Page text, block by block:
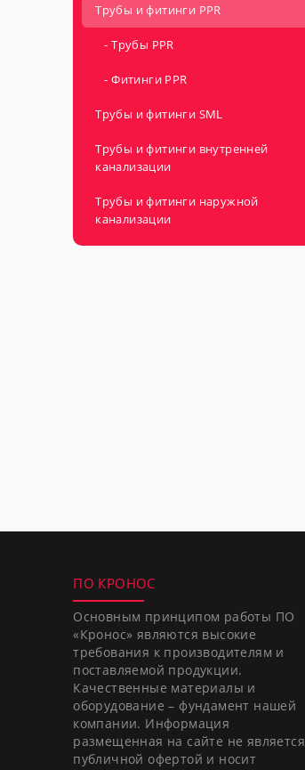
Трубы и фитинги PPR
- Трубы PPR
- Фитинги PPR
Трубы и фитинги SML
Трубы и фитинги внутренней
канализации
Трубы и фитинги наружной
канализации
ПО КРОНОС
Основным принципом работы ПО
«Кронос» являются высокие
требования к производителям и
поставляемой продукции.
Качественные материалы и
оборудование – фундамент нашей
компании. Информация
размещенная на сайте не является
публичной офертой и носит